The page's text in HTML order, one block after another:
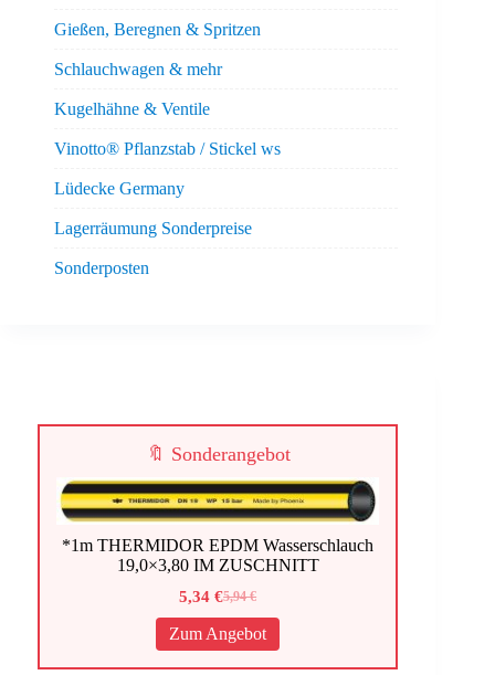
Gießen, Beregnen & Spritzen
Schlauchwagen & mehr
Kugelhähne & Ventile
Vinotto® Pflanzstab / Stickel ws
Lüdecke Germany
Lagerräumung Sonderpreise
Sonderposten
🔖 Sonderangebot
*1m THERMIDOR EPDM Wasserschlauch
19,0×3,80 IM ZUSCHNITT
5,94€
Ursprünglicher
Preis
war:
5,94 €
5,34€
Aktueller
Preis
ist:
5,34 €.
Zum Angebot